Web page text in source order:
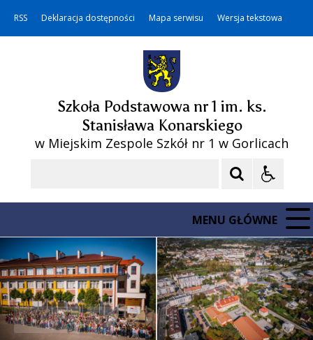
RSS Deklaracja dostępności Mapa serwisu Wersja tekstowa
Szkoła Podstawowa nr 1 im. ks.
Stanisława Konarskiego
w Miejskim Zespole Szkół nr 1 w Gorlicach
MENU GŁÓWNE
Poprzedni Element
Następny Element
❚❚